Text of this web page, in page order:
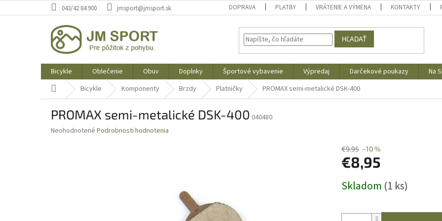
na
043/42 84 900 jmsport@jmsport.sk DOPRAVA PLATBY VRÁTENIE A VÝMENA KONTAKTY
HĽADAŤ
Bicykle Oblečenie Obuv Doplnky Športové vybavenie Výpredaj Darčekové poukazy Na
DomovBicykle Komponenty Brzdy Platničky PROMAX semi-metalické DSK-400
PROMAX semi-metalické DSK-400 040480
Priemerné
Neohodnotené Podrobnosti hodnotenia
€9,95 –10 %
€8,95
cena:
Skladom (1 ks)